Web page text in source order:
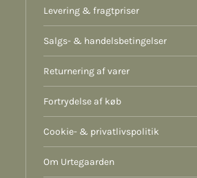
Levering & fragtpriser
Salgs- & handelsbetingelser
Returnering af varer
Fortrydelse af køb
Cookie- & privatlivspolitik
Om Urtegaarden